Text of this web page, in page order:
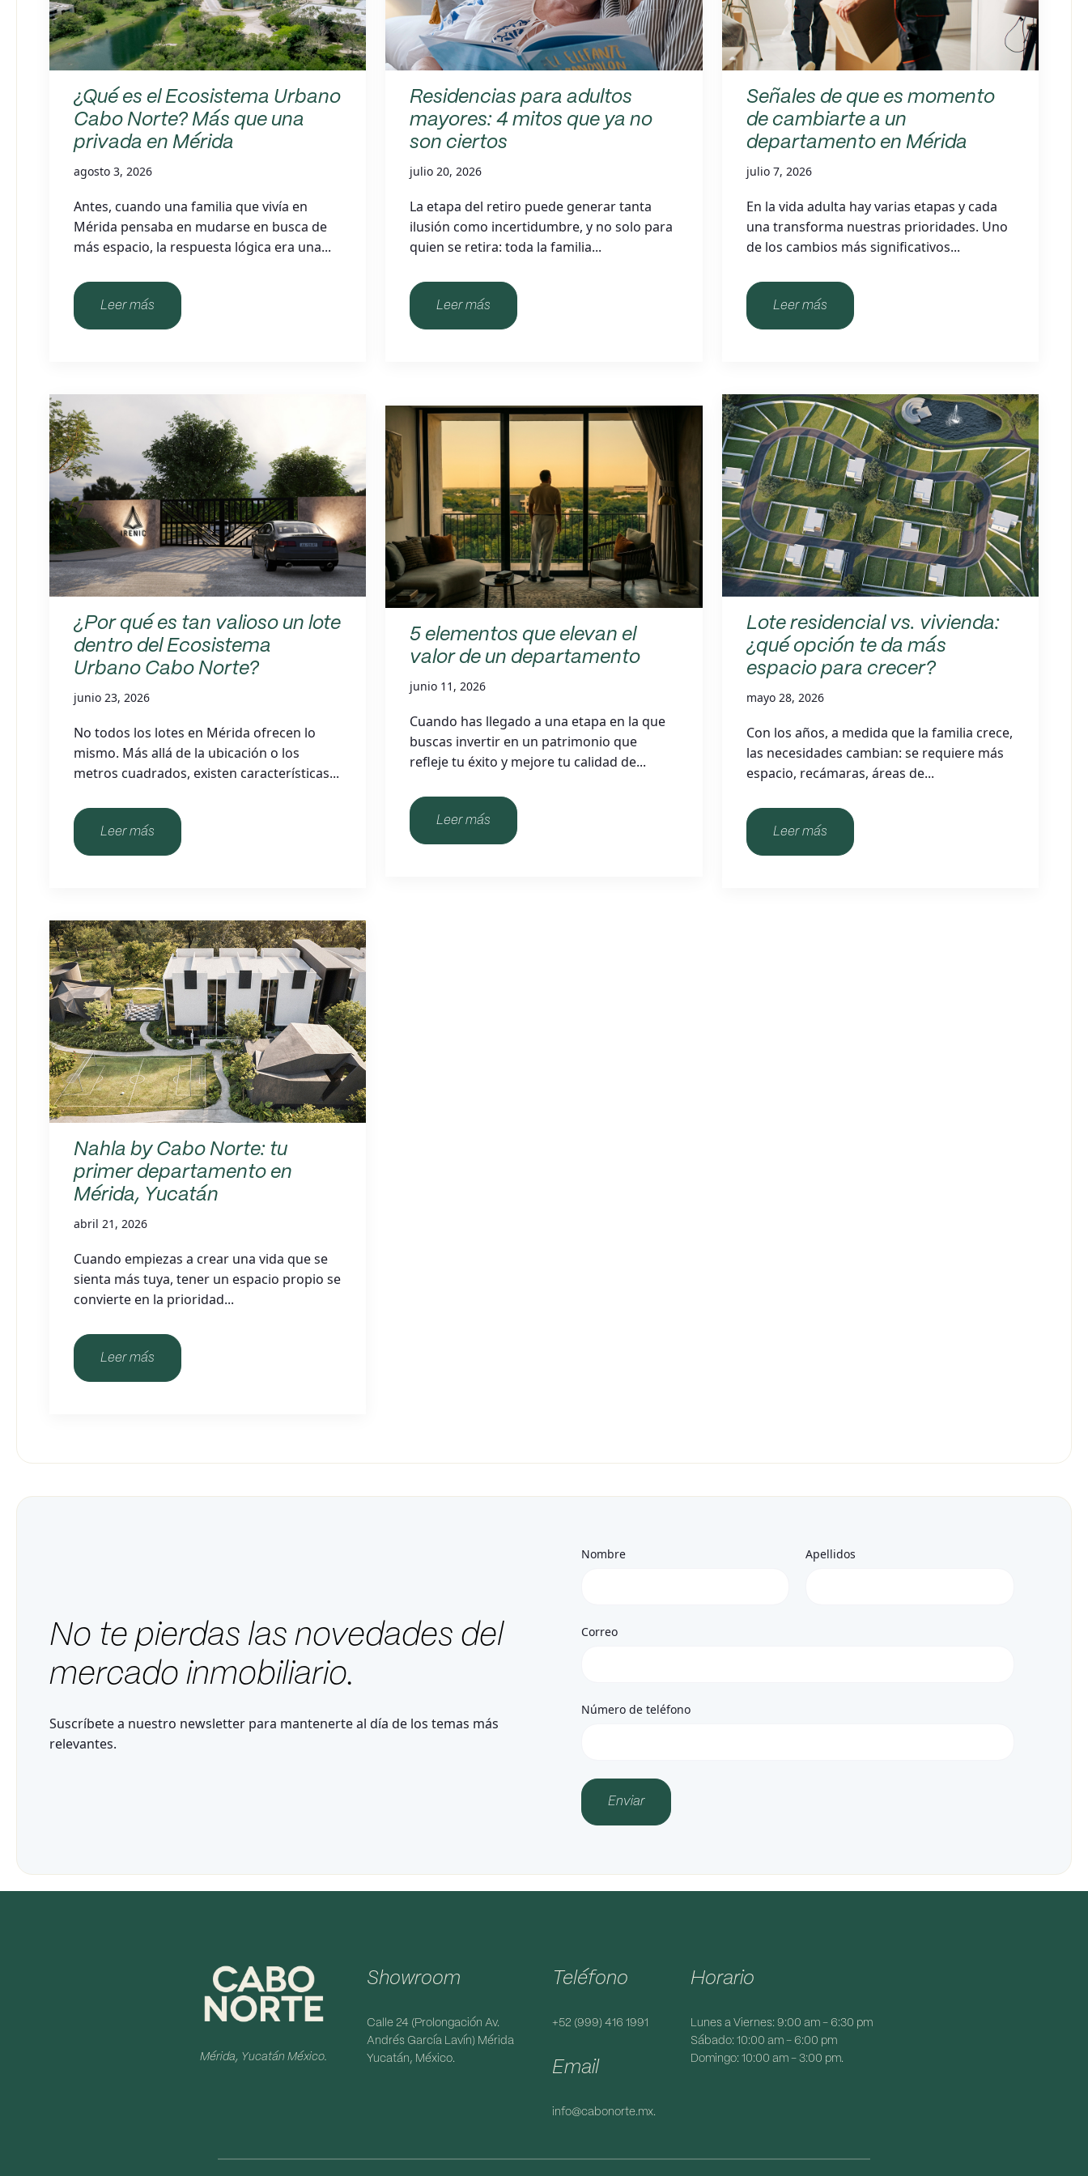
¿Qué es el Ecosistema Urbano
Cabo Norte? Más que una
privada en Mérida
agosto 3, 2026
Antes, cuando una familia que vivía en
Mérida pensaba en mudarse en busca de
más espacio, la respuesta lógica era una...
Leer más
Residencias para adultos
mayores: 4 mitos que ya no
son ciertos
julio 20, 2026
La etapa del retiro puede generar tanta
ilusión como incertidumbre, y no solo para
quien se retira: toda la familia...
Leer más
Señales de que es momento
de cambiarte a un
departamento en Mérida
julio 7, 2026
En la vida adulta hay varias etapas y cada
una transforma nuestras prioridades. Uno
de los cambios más significativos...
Leer más
¿Por qué es tan valioso un lote
dentro del Ecosistema
Urbano Cabo Norte?
junio 23, 2026
No todos los lotes en Mérida ofrecen lo
mismo. Más allá de la ubicación o los
metros cuadrados, existen características...
Leer más
5 elementos que elevan el
valor de un departamento
junio 11, 2026
Cuando has llegado a una etapa en la que
buscas invertir en un patrimonio que
refleje tu éxito y mejore tu calidad de...
Leer más
Lote residencial vs. vivienda:
¿qué opción te da más
espacio para crecer?
mayo 28, 2026
Con los años, a medida que la familia crece,
las necesidades cambian: se requiere más
espacio, recámaras, áreas de...
Leer más
Nahla by Cabo Norte: tu
primer departamento en
Mérida, Yucatán
abril 21, 2026
Cuando empiezas a crear una vida que se
sienta más tuya, tener un espacio propio se
convierte en la prioridad...
Leer más
No te pierdas las novedades del
mercado inmobiliario.
Suscríbete a nuestro newsletter para mantenerte al día de los temas más
relevantes.
Nombre Apellidos
Correo
Número de teléfono
Mérida, Yucatán México.
Showroom
Calle 24 (Prolongación Av.
Andrés García Lavín) Mérida
Yucatán, México.
Teléfono
+52 (999) 416 1991
Email
info@cabonorte.mx.
Horario
Lunes a Viernes: 9:00 am - 6:30 pm
Sábado: 10:00 am - 6:00 pm
Domingo: 10:00 am - 3:00 pm.